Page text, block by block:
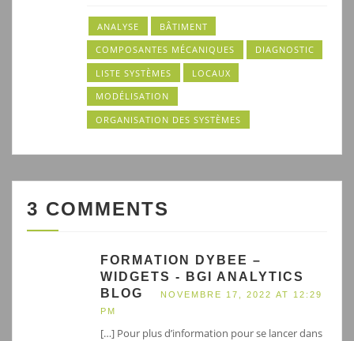
ANALYSE
BÂTIMENT
COMPOSANTES MÉCANIQUES
DIAGNOSTIC
LISTE SYSTÈMES
LOCAUX
MODÉLISATION
ORGANISATION DES SYSTÈMES
3 COMMENTS
FORMATION DYBEE –
WIDGETS - BGI ANALYTICS
BLOG
NOVEMBRE 17, 2022 AT 12:29
PM
[…] Pour plus d’information pour se lancer dans